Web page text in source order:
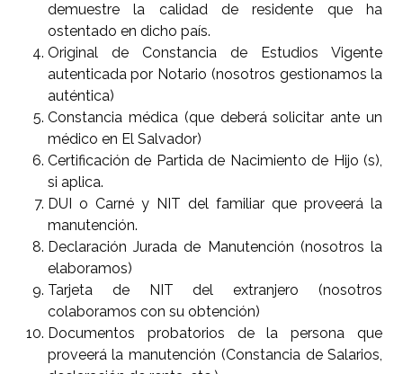
demuestre la calidad de residente que ha
ostentado en dicho país.
Original de Constancia de Estudios Vigente
autenticada por Notario (nosotros gestionamos la
auténtica)
Constancia médica (que deberá solicitar ante un
médico en El Salvador)
Certificación de Partida de Nacimiento de Hijo (s),
si aplica.
DUI o Carné y NIT del familiar que proveerá la
manutención.
Declaración Jurada de Manutención (nosotros la
elaboramos)
Tarjeta de NIT del extranjero (nosotros
colaboramos con su obtención)
Documentos probatorios de la persona que
proveerá la manutención (Constancia de Salarios,